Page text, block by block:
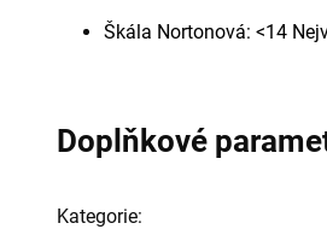
Škála Nortonová: <14
Doplňkové
Kategorie: